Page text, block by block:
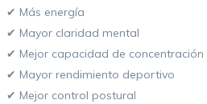
✔ Más energía
✔ Mayor claridad mental
✔ Mejor capacidad de concentración
✔ Mayor rendimiento deportivo
✔ Mejor control postural